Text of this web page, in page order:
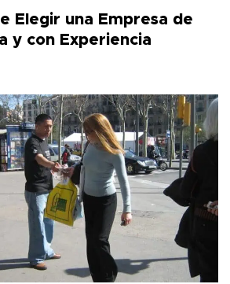
Elegir una Empresa de
y con Experiencia